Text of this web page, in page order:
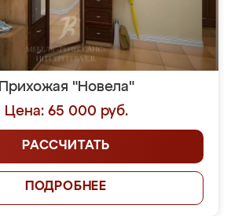
Прихожая "Новела"
Цена: 65 000 руб.
РАССЧИТАТЬ
ПОДРОБНЕЕ